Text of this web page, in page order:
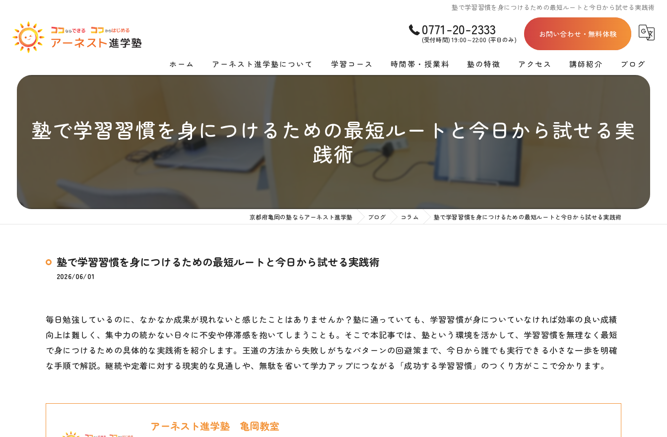
塾で学習習慣を身につけるための最短ルートと今日から試せる実践術
0771-20-2333
(受付時間) 19:00～22:00 (平日のみ)
お問い合わせ・無料体験
ホーム アーネスト進学塾について 学習コース
中学生コース
高校生コース
個別授業コース
ONLINE授業コース
時間帯・授業料
集団授業コース料金
個別授業コース料金
塾の特徴
高校受験
英語
ロボットプログラミング
アクセス
洛西教室
講師紹介 ブログ
塾で学習習慣を身につけるための最短ルートと今日から試せる実
践術
京都府亀岡の塾ならアーネスト進学塾 ブログ コラム 塾で学習習慣を身につけるための最短ルートと今日から試せる実践術
塾で学習習慣を身につけるための最短ルートと今日から試せる実践術
2026/06/01
毎日勉強しているのに、なかなか成果が現れないと感じたことはありませんか？塾に通っていても、学習習慣が身についていなければ効率の良い成績
向上は難しく、集中力の続かない日々に不安や停滞感を抱いてしまうことも。そこで本記事では、塾という環境を活かして、学習習慣を無理なく最短
で身につけるための具体的な実践術を紹介します。王道の方法から失敗しがちなパターンの回避策まで、今日から誰でも実行できる小さな一歩を明確
な手順で解説。継続や定着に対する現実的な見通しや、無駄を省いて学力アップにつながる「成功する学習習慣」のつくり方がここで分かります。
アーネスト進学塾 亀岡教室